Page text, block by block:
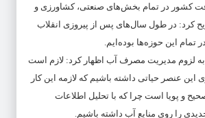
کشور در تمام بخش‌های صنعتی، کشاورزی و
کرد: در طول سال‌های پس از پیروزی انقلاب
این حوزه‌ها بوده‌ایم.
به لزوم مدیریت مصرف آب اظهار کرد: لازم است
عنصر حیاتی داشته باشیم که لازمه این کار
و پویا است چرا که با تحلیل اطلاعات
را روی منابع آب داشته باشیم.